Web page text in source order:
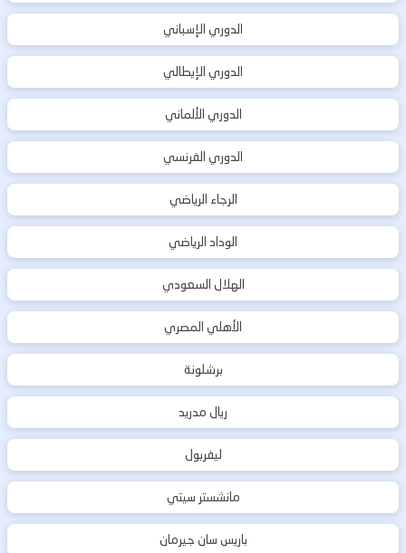
الدوري الإسباني
الدوري الإيطالي
الدوري الألماني
الدوري الفرنسي
الرجاء الرياضي
الوداد الرياضي
الهلال السعودي
الأهلي المصري
برشلونة
ريال مدريد
ليفربول
مانشستر سيتي
باريس سان جيرمان